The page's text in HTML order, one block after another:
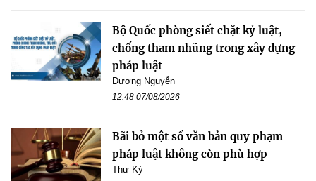
Bộ Quốc phòng siết chặt kỷ luật,
chống tham nhũng trong xây dựng
pháp luật
Dương Nguyễn
12:48 07/08/2026
Bãi bỏ một số văn bản quy phạm
pháp luật không còn phù hợp
Thư Kỳ